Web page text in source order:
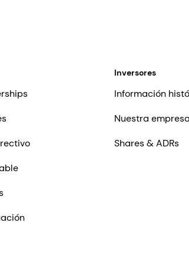
Inversores
Información
Nuestra empresa
Shares & ADRs